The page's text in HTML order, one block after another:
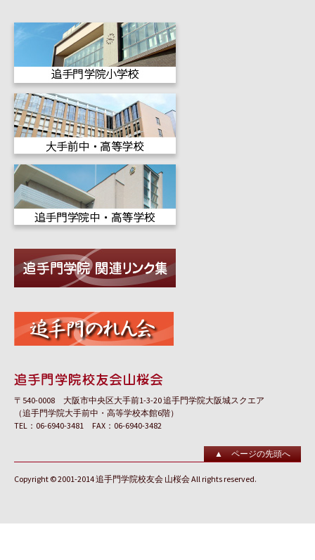
〒540-0008 大阪市中央区大手前1-3-20 追手門学院大阪城スクエア
（追手門学院大手前中・高等学校本館6階）
TEL：06-6940-3481 FAX：06-6940-3482
▲ ページの先頭へ
Copyright © 2001-2014 追手門学院校友会 山桜会 All rights reserved.